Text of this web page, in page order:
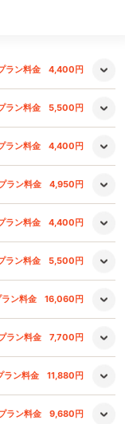
ラン料金 4,400円
ラン料金 5,500円
ラン料金 4,400円
ラン料金 4,950円
ラン料金 4,400円
ラン料金 5,500円
ラン料金 16,060円
ラン料金 7,700円
ラン料金 11,880円
ラン料金 9,680円